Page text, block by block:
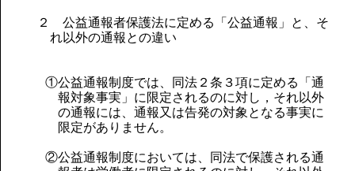
２ 公益通報者保護法に定める「公益通報」と、そ
れ以外の通報との違い
①公益通報制度では、同法２条３項に定める「通
報対象事実」に限定されるのに対し，それ以外
の通報には、通報又は告発の対象となる事実に
限定がありません。
②公益通報制度においては、同法で保護される通